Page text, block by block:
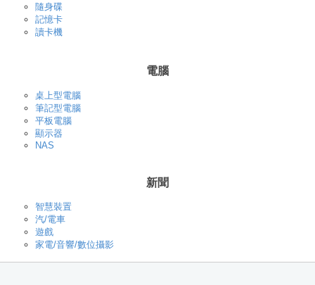
隨身碟
記憶卡
讀卡機
電腦
桌上型電腦
筆記型電腦
平板電腦
顯示器
NAS
新聞
智慧裝置
汽/電車
遊戲
家電/音響/數位攝影